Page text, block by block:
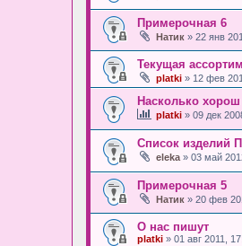
Примерочная 6
Натик » 22 янв
Текущая
platki » 12 фев
Насколько
platki » 09 дек
Список изделий
eleka » 03 май
Примерочная 5
Натик » 20 фев
О нас пишут
platki » 01 авг 2011,